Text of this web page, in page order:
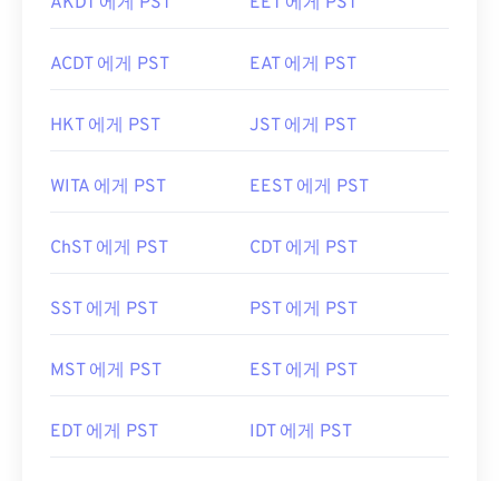
ACDT 에게 PST EAT 에게 PST
HKT 에게 PST JST 에게 PST
WITA 에게 PST EEST 에게 PST
ChST 에게 PST CDT 에게 PST
SST 에게 PST PST 에게 PST
MST 에게 PST EST 에게 PST
EDT 에게 PST IDT 에게 PST